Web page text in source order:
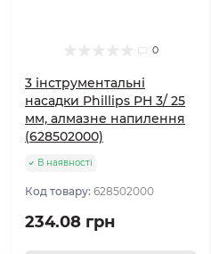
0
3 інструментальні
насадки Phillips PH 3/ 25
мм, алмазне напилення
(628502000)
В наявності
Код товару: 628502000
234.08 грн